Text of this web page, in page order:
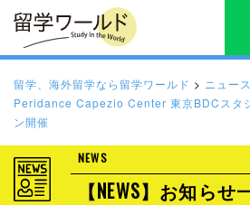
留学、海外留学なら留学ワールド > ニュー
Peridance Capezio Center 東京BDCスタ
ン開催
NEWS
【NEWS】お知らせ